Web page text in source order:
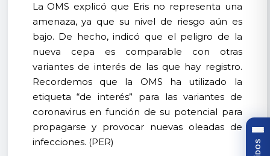
La OMS explicó que Eris no representa una
amenaza, ya que su nivel de riesgo aún es
bajo. De hecho, indicó que el peligro de la
nueva cepa es comparable con otras
variantes de interés de las que hay registro.
Recordemos que la OMS ha utilizado la
etiqueta “de interés” para las variantes de
coronavirus en función de su potencial para
propagarse y provocar nuevas oleadas de
infecciones. (PER)